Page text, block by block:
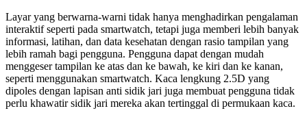
Layar yang berwarna-warni tidak hanya menghadirkan pengalaman
interaktif seperti pada smartwatch, tetapi juga memberi lebih banyak
informasi, latihan, dan data kesehatan dengan rasio tampilan yang
lebih ramah bagi pengguna. Pengguna dapat dengan mudah
menggeser tampilan ke atas dan ke bawah, ke kiri dan ke kanan,
seperti menggunakan smartwatch. Kaca lengkung 2.5D yang
dipoles dengan lapisan anti sidik jari juga membuat pengguna tidak
perlu khawatir sidik jari mereka akan tertinggal di permukaan kaca.